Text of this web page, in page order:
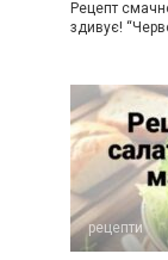
Рецепт
здивує!
рецепти